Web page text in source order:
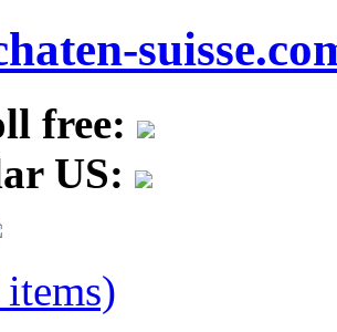
free:
US: